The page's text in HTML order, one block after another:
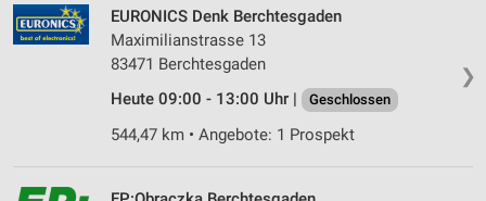
❯
EURONICS Denk Berchtesgaden
Maximilianstrasse 13
83471 Berchtesgaden
Heute 09:00 - 13:00 Uhr |
Geschlossen
544,47 km • Angebote: 1 Prospekt